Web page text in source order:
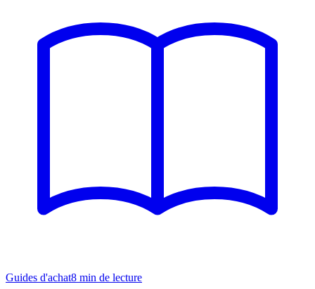
Guides d'achat8 min de lecture